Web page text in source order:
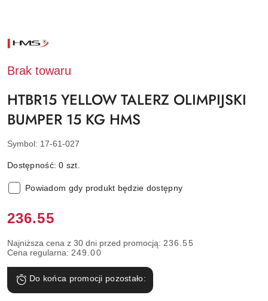
NAZWA
PRODUCENTA:
Brak towaru
HTBR15 YELLOW TALERZ OLIMPIJSKI
BUMPER 15 KG HMS
Symbol: 17-61-027
Dostępność:0 szt.
Powiadom gdy produkt będzie dostępny
Cena:
236.55
Najniższa cena z 30 dni przed promocją: 236.55
Cena regularna: 249.00
Do końca promocji pozostało: